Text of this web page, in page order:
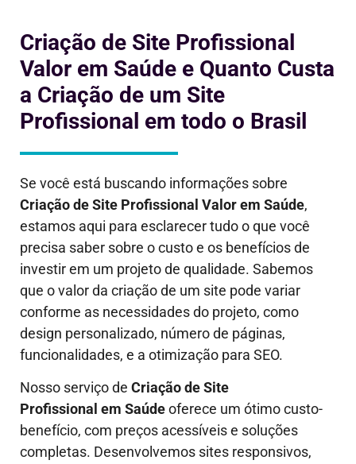
Criação de Site Profissional
Valor em Saúde e Quanto Custa
a Criação de um Site
Profissional em todo o Brasil
Se você está buscando informações sobre
Criação de Site Profissional Valor em Saúde,
estamos aqui para esclarecer tudo o que você
precisa saber sobre o custo e os benefícios de
investir em um projeto de qualidade. Sabemos
que o valor da criação de um site pode variar
conforme as necessidades do projeto, como
design personalizado, número de páginas,
funcionalidades, e a otimização para SEO.
Nosso serviço de Criação de Site
Profissional em Saúdeoferece um ótimo custo-
benefício, com preços acessíveis e soluções
completas. Desenvolvemos sites responsivos,